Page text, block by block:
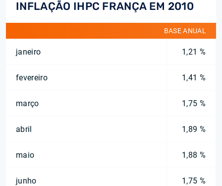
INFLAÇÃO IHPC FRANÇA EM 2010
BASE ANUAL
janeiro 1,21 %
fevereiro 1,41 %
março 1,75 %
abril 1,89 %
maio 1,88 %
junho 1,75 %